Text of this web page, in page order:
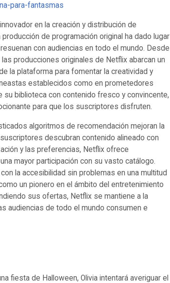
para-fantasmas
en la creación y distribución de
de programación original ha dado lugar
con audiencias en todo el mundo. Desde
producciones originales de Netflix abarcan un
la plataforma para fomentar la creatividad y
establecidos como en prometedores
biblioteca con contenido fresco y convincente,
para que los suscriptores disfruten.
algoritmos de recomendación mejoran la
descubran contenido alineado con
y las preferencias, Netflix ofrece
mayor participación con su vasto catálogo.
la accesibilidad sin problemas en una multitud
un pionero en el ámbito del entretenimiento
sus ofertas, Netflix se mantiene a la
audiencias de todo el mundo consumen e
fiesta de Halloween, Olivia intentará averiguar el